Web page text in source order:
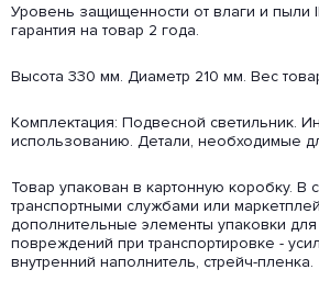
Уровень защищенности от влаги и пыли
гарантия на товар 2 года.
Высота 330 мм. Диаметр 210 мм. Вес
Комплектация: Подвесной светильник.
использованию. Детали, необходимые
Товар упакован в картонную коробку. В
транспортными службами или
дополнительные элементы упаковки
повреждений при транспортировке -
внутренний наполнитель, стрейч-пленка.